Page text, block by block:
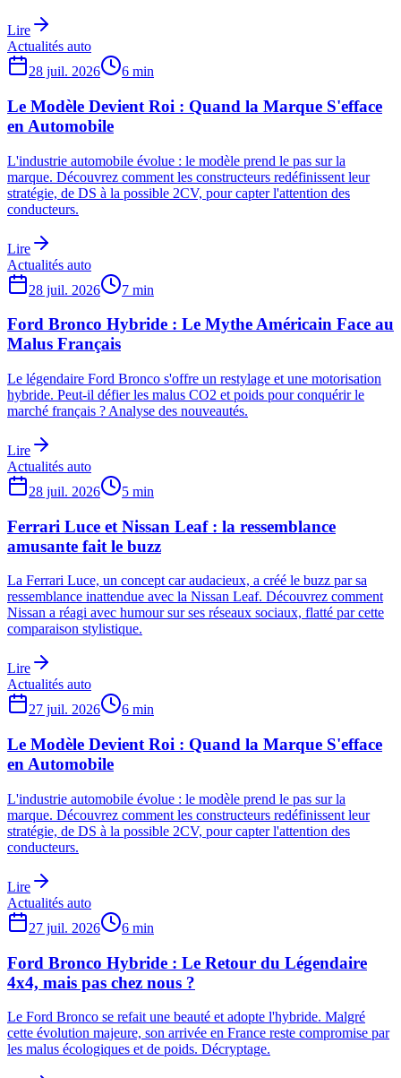
Lire
Actualités auto
28 juil. 2026
6 min
Le Modèle Devient Roi : Quand la Marque S'efface
en Automobile
L'industrie automobile évolue : le modèle prend le pas sur la
marque. Découvrez comment les constructeurs redéfinissent leur
stratégie, de DS à la possible 2CV, pour capter l'attention des
conducteurs.
Lire
Actualités auto
28 juil. 2026
7 min
Ford Bronco Hybride : Le Mythe Américain Face au
Malus Français
Le légendaire Ford Bronco s'offre un restylage et une motorisation
hybride. Peut-il défier les malus CO2 et poids pour conquérir le
marché français ? Analyse des nouveautés.
Lire
Actualités auto
28 juil. 2026
5 min
Ferrari Luce et Nissan Leaf : la ressemblance
amusante fait le buzz
La Ferrari Luce, un concept car audacieux, a créé le buzz par sa
ressemblance inattendue avec la Nissan Leaf. Découvrez comment
Nissan a réagi avec humour sur ses réseaux sociaux, flatté par cette
comparaison stylistique.
Lire
Actualités auto
27 juil. 2026
6 min
Le Modèle Devient Roi : Quand la Marque S'efface
en Automobile
L'industrie automobile évolue : le modèle prend le pas sur la
marque. Découvrez comment les constructeurs redéfinissent leur
stratégie, de DS à la possible 2CV, pour capter l'attention des
conducteurs.
Lire
Actualités auto
27 juil. 2026
6 min
Ford Bronco Hybride : Le Retour du Légendaire
4x4, mais pas chez nous ?
Le Ford Bronco se refait une beauté et adopte l'hybride. Malgré
cette évolution majeure, son arrivée en France reste compromise par
les malus écologiques et de poids. Décryptage.